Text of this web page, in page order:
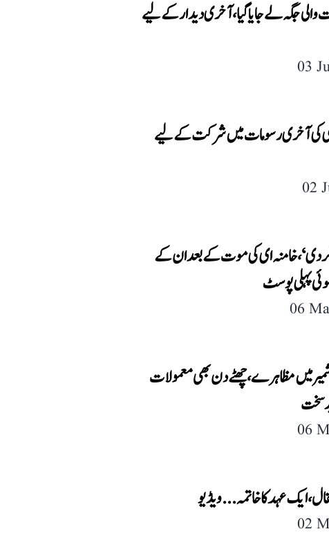
والی جگہ لے جایا گیا، آخری دیدار کے لیے
03
ای کی آخری رسومات میں شرکت کے لیے
02
دی‘، خامنہ ای کی موت کے بعد ان کے
پہلی پوسٹ
06
میں مظاہرے، چھٹے دن بھی معمولات
سخت
06
ایک عہد کا خاتمہ...ویڈیو
02